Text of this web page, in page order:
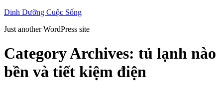
Skip
content
Dinh Dưỡng Cuộc Sống
Just another WordPress site
Category Archives: tủ lạnh nào
bền và tiết kiệm điện